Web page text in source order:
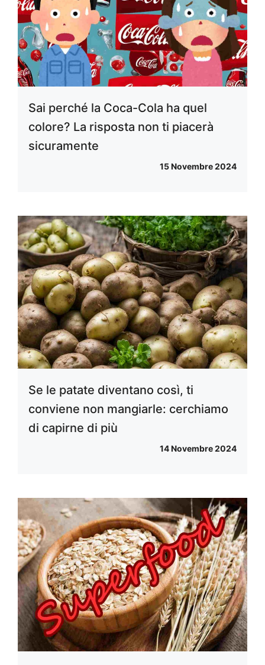
Sai perché la Coca-Cola ha quel
colore? La risposta non ti piacerà
sicuramente
15 Novembre 2024
Se le patate diventano così, ti
conviene non mangiarle: cerchiamo
di capirne di più
14 Novembre 2024